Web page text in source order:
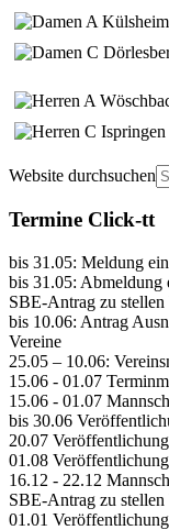
Website durchsuchen
Termine Click-tt
bis 31.05: Meldung
bis 31.05: Abmeldung
SBE-Antrag zu
bis 10.06: Antrag
Vereine
25.05 – 10.06:
15.06 - 01.07
15.06 - 01.07
bis 30.06
20.07
01.08
16.12 - 22.12
SBE-Antrag zu
01.01